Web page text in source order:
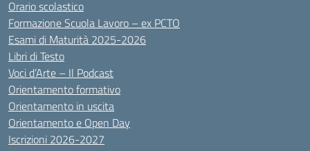
Orario scolastico
Formazione Scuola Lavoro – ex PCTO
Esami di Maturità 2025-2026
Libri di Testo
Voci d’Arte – Il Podcast
Orientamento formativo
Orientamento in uscita
Orientamento e Open Day
Iscrizioni 2026-2027